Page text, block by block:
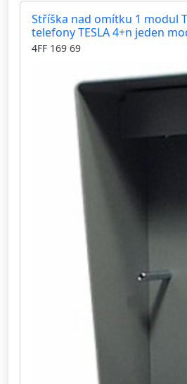
Stříška nad omítku 1 modul
telefony TESLA 4+n jeden
4FF 169 69